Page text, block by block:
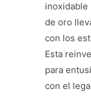
inoxidable
de oro
con los
Esta
para
con el